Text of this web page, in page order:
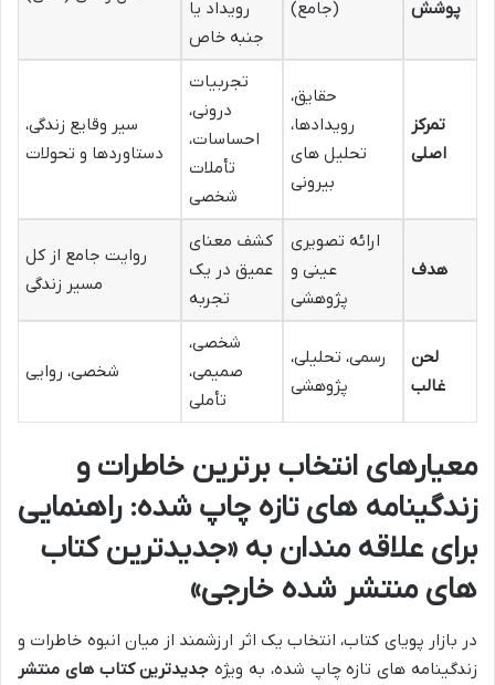
پوشش
(جامع)
رویداد یا
جنبه خاص
تمرکز
اصلی
حقایق،
رویدادها،
تحلیل های
بیرونی
تجربیات
درونی،
احساسات،
تأملات
شخصی
سیر وقایع زندگی،
دستاوردها و تحولات
هدف
ارائه تصویری
عینی و
پژوهشی
کشف معنای
عمیق در یک
تجربه
روایت جامع از کل
مسیر زندگی
لحن
غالب
رسمی، تحلیلی،
پژوهشی
شخصی،
صمیمی،
تأملی
شخصی، روایی
معیارهای انتخاب برترین خاطرات و
زندگینامه های تازه چاپ شده: راهنمایی
برای علاقه مندان به «جدیدترین کتاب
های منتشر شده خارجی»
در بازار پویای کتاب، انتخاب یک اثر ارزشمند از میان انبوه خاطرات و
زندگینامه های تازه چاپ شده، به ویژه جدیدترین کتاب های منتشر